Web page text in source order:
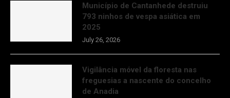
Município de Cantanhede destruiu
793 ninhos de vespa asiática em
2025
July 26, 2026
Vigilância móvel da floresta nas
freguesias a nascente do concelho
de Anadia